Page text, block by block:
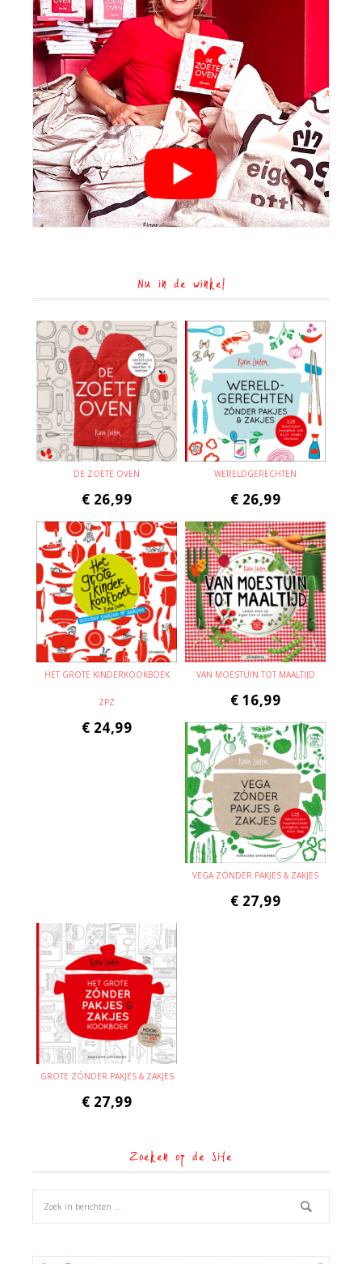
Nu in de winkel
DE ZOETE OVEN
€ 26,99
WERELDGERECHTEN
€ 26,99
HET GROTE KINDERKOOKBOEK
ZPZ
€ 24,99
VAN MOESTUIN TOT MAALTIJD
€ 16,99
VEGA ZÓNDER PAKJES & ZAKJES
€ 27,99
GROTE ZÓNDER PAKJES & ZAKJES
€ 27,99
Zoeken op de site